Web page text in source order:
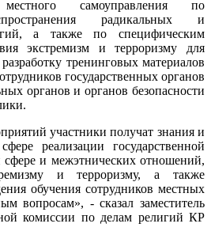
самоуправления по
радикальных и
а также по специфическим
экстремизм и терроризму для
тренинговых материалов
государственных органов
органов и органов безопасности
участники получат знания и
реализации государственной
сфере и межэтнических отношений,
и терроризму, а также
обучения сотрудников местных
вопросам», - сказал заместитель
комиссии по делам религий КР